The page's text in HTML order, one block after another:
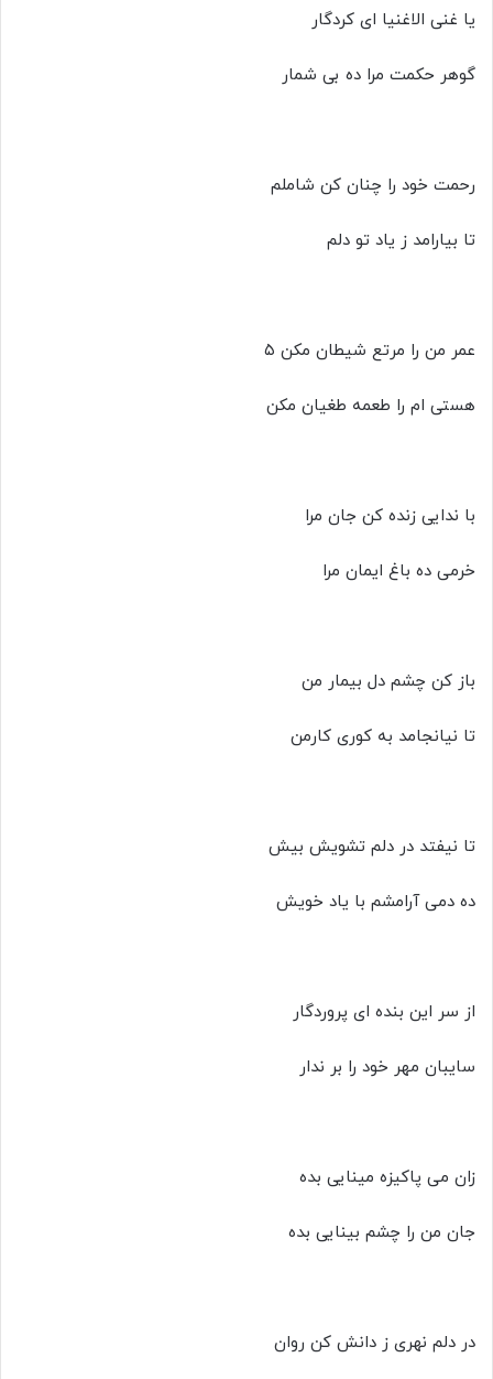
یا غنی الاغنیا ای کردگار
گوهر حکمت مرا ده بی شمار
رحمت خود را چنان کن شاملم
تا بیارامد ز یاد تو دلم
عمر من را مرتع شیطان مکن ۵
هستی ام را طعمه طغیان مکن
با ندایی زنده کن جان مرا
خرمی ده باغ ایمان مرا
باز کن چشم دل بیمار من
تا نیانجامد به کوری کارمن
تا نیفتد در دلم تشویش بیش
ده دمی آرامشم با یاد خویش
از سر این بنده ای پروردگار
سایبان مهر خود را بر ندار
زان می پاکیزه مینایی بده
جان من را چشم بینایی بده
در دلم نهری ز دانش کن روان